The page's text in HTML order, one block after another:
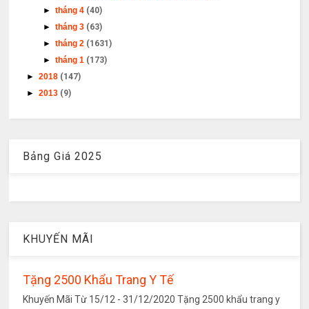
►tháng 4 (40)
►tháng 3 (63)
►tháng 2 (1631)
►tháng 1 (173)
►2018 (147)
►2013 (9)
Bảng Giá 2025
KHUYẾN MÃI
Tặng 2500 Khẩu Trang Y Tế
Khuyến Mãi Từ 15/12 - 31/12/2020 Tặng 2500 khẩu trang y